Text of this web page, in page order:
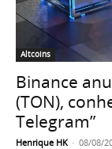
Altcoins
Binance
(TON),
Telegram”
Henrique HK - 08/08/